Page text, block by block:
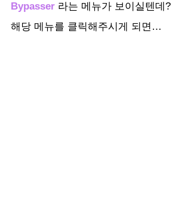
Bypasser 라는 메뉴가 보이실텐데?
해당 메뉴를 클릭해주시게 되면…